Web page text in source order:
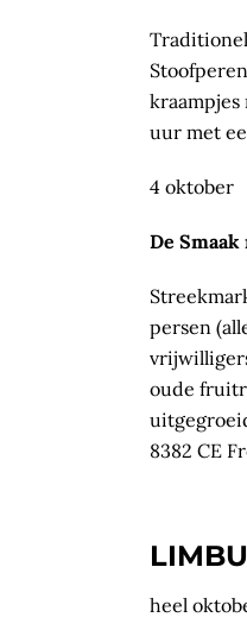
uur met
4 oktober
De
persen
oude
8382 CE
heel